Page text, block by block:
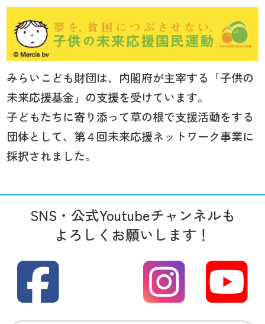
みらいこども財団は、内閣府が主宰する「子供の
未来応援基金」の支援を受けています。
子どもたちに寄り添って草の根で支援活動をする
団体として、第４回未来応援ネットワーク事業に
採択されました。
SNS・公式Youtubeチャンネルも
よろしくお願いします！